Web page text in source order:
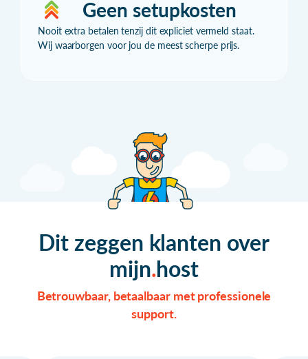
Geen setupkosten
Nooit extra betalen tenzij dit expliciet vermeld staat.
Wij waarborgen voor jou de meest scherpe prijs.
Dit zeggen klanten over
mijn host
Betrouwbaar, betaalbaar met professionele
support.